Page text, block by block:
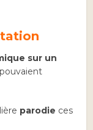
sur un
parodie ces